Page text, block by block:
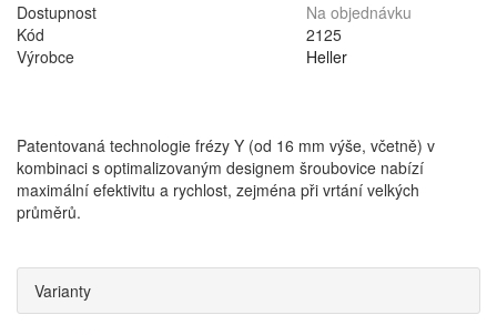
Dostupnost
Na objednávku
Kód
2125
Výrobce
Heller
Patentovaná technologie frézy Y (od 16 mm výše, včetně) v
kombinaci s optimalizovaným designem šroubovice nabízí
maximální efektivitu a rychlost, zejména při vrtání velkých
průměrů.
Varianty